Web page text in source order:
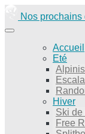
Nos prochains
Accueil
Eté
Hiver
Ski de
Free